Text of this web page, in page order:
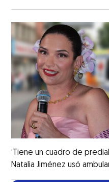
‘Tiene un cuadro de
Natalia Jiménez usó